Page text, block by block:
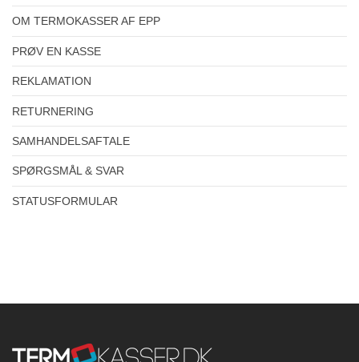
OM TERMOKASSER AF EPP
PRØV EN KASSE
REKLAMATION
RETURNERING
SAMHANDELSAFTALE
SPØRGSMÅL & SVAR
STATUSFORMULAR